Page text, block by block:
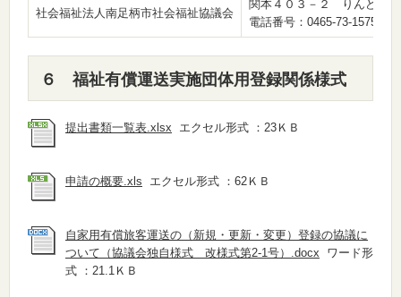
社会福祉法人南足柄市社会福祉協議会
関本４０３－２ りんどう
電話番号：0465-73-1575
６ 福祉有償運送実施団体用登録関係様式
提出書類一覧表.xlsx エクセル形式 ：23ＫＢ
申請の概要.xls エクセル形式 ：62ＫＢ
自家用有償旅客運送の（新規・更新・変更）登録の協議に
ついて（協議会独自様式 改様式第2‐1号）.docx ワード形
式 ：21.1ＫＢ